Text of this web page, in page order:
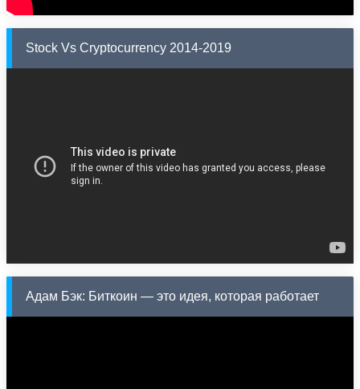
Stock Vs Cryptocurrency 2014-2019
Адам Бэк: Биткоин — это идея, которая работает